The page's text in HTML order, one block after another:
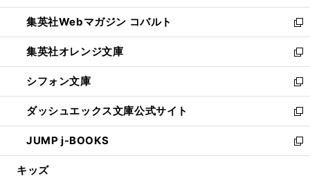
開
く
ウ
で
開
く
ン
ド
ウ
で
開
く
ウ
ィ
ン
ド
ウ
で
開
く
集英社Webマガジン コバルト
新
し
い
ウ
ィ
ン
ド
ウ
で
開
集英社オレンジ文庫
新
し
い
ウ
ィ
ン
ド
ウ
シフォン文庫
新
し
い
ウ
ィ
ン
ダッシュエックス文庫公式サイト
新
し
い
ウ
JUMP j-BOOKS
新
し
キッズ